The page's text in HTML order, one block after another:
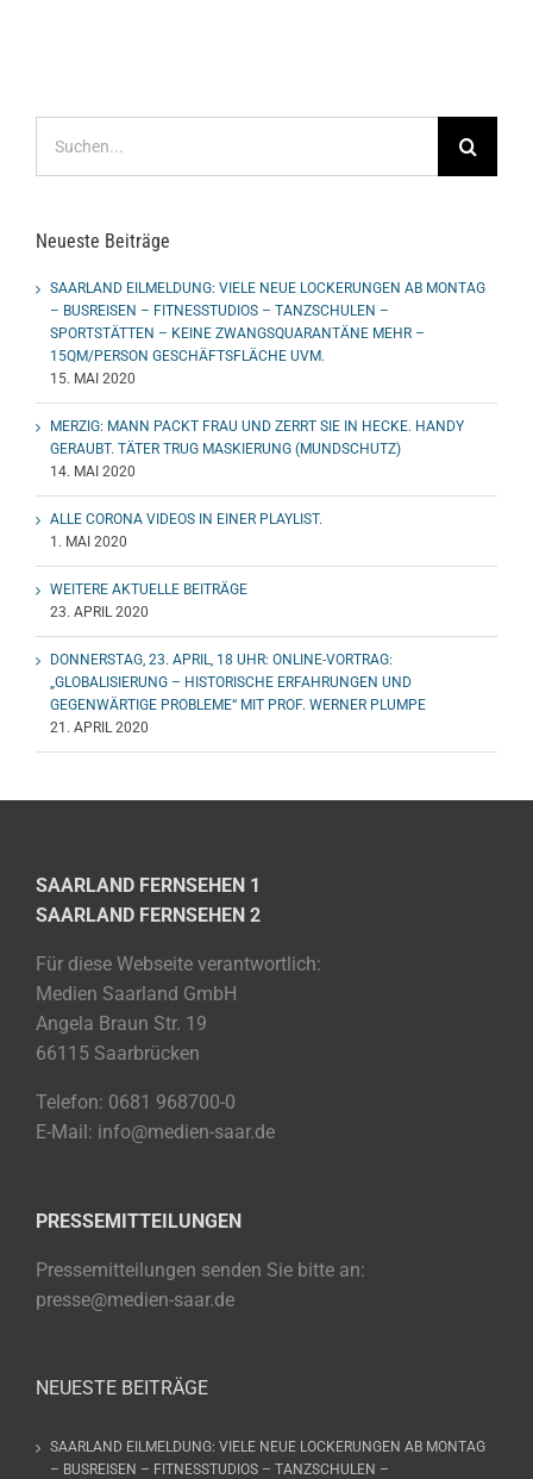
nach:
Neueste Beiträge
SAARLAND EILMELDUNG: VIELE NEUE LOCKERUNGEN AB MONTAG
– BUSREISEN – FITNESSTUDIOS – TANZSCHULEN –
SPORTSTÄTTEN – KEINE ZWANGSQUARANTÄNE MEHR –
15QM/PERSON GESCHÄFTSFLÄCHE UVM.
15. MAI 2020
MERZIG: MANN PACKT FRAU UND ZERRT SIE IN HECKE. HANDY
GERAUBT. TÄTER TRUG MASKIERUNG (MUNDSCHUTZ)
14. MAI 2020
ALLE CORONA VIDEOS IN EINER PLAYLIST.
1. MAI 2020
WEITERE AKTUELLE BEITRÄGE
23. APRIL 2020
DONNERSTAG, 23. APRIL, 18 UHR: ONLINE-VORTRAG:
„GLOBALISIERUNG – HISTORISCHE ERFAHRUNGEN UND
GEGENWÄRTIGE PROBLEME“ MIT PROF. WERNER PLUMPE
21. APRIL 2020
SAARLAND FERNSEHEN 1
SAARLAND FERNSEHEN 2
Für diese Webseite verantwortlich:
Medien Saarland GmbH
Angela Braun Str. 19
66115 Saarbrücken
Telefon: 0681 968700-0
E-Mail: info@medien-saar.de
PRESSEMITTEILUNGEN
Pressemitteilungen senden Sie bitte an:
presse@medien-saar.de
NEUESTE BEITRÄGE
SAARLAND EILMELDUNG: VIELE NEUE LOCKERUNGEN AB MONTAG
– BUSREISEN – FITNESSTUDIOS – TANZSCHULEN –